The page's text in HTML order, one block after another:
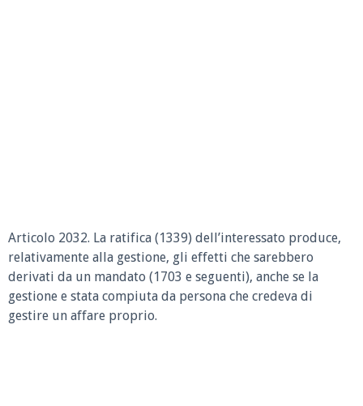
Articolo 2032. La ratifica (1339) dell’interessato produce,
relativamente alla gestione, gli effetti che sarebbero
derivati da un mandato (1703 e seguenti), anche se la
gestione e stata compiuta da persona che credeva di
gestire un affare proprio.